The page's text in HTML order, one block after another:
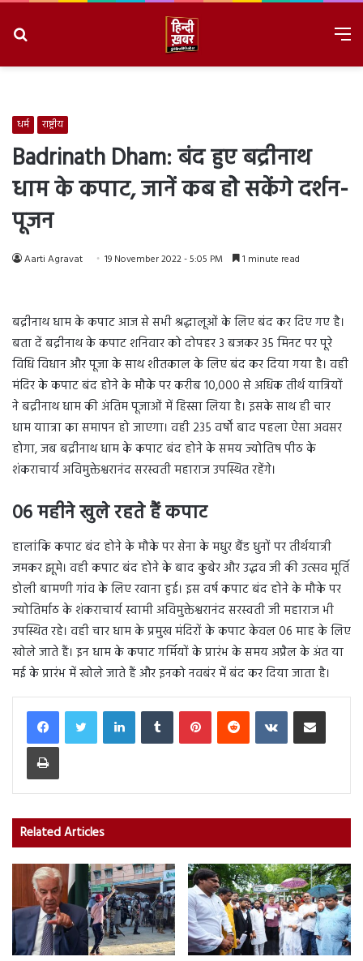
धर्म राष्ट्रीय
Badrinath Dham: बंद हुए बद्रीनाथ
धाम के कपाट, जानें कब होे सकेंगे दर्शन-
पूजन
Aarti Agravat 19 November 2022 - 5:05 PM 1 minute read
बद्रीनाथ धाम के कपाट आज से सभी श्रद्धालूओं के लिए बंद कर दिए गए है।
बता दें बद्रीनाथ के कपाट शनिवार को दोपहर 3 बजकर 35 मिनट पर पूरे
विधि विधान और पूजा के साथ शीतकाल के लिए बंद कर दिया गया है। वही
मंदिर के कपाट बंद होने के मौके पर करीब 10,000 से अधिक तीर्थ यात्रियों
ने बद्रीनाथ धाम की अंतिम पूजाओं में हिस्सा लिया है। इसके साथ ही चार
धाम याात्रा का समापन हो जाएगा। वही 235 वर्षों बाद पहला ऐसा अवसर
होगा, जब बद्रीनाथ धाम के कपाट बंद होने के समय ज्योतिष पीठ के
शंकराचार्य अविमुक्तेश्वरानंद सरस्वती महाराज उपस्थित रहेंगे।
06 महीने खुले रहते हैं कपाट
हालांकि कपाट बंद होने के मौके पर सेना के मधुर बैंड धुनों पर तीर्थयात्री
जमकर झूमे। वही कपाट बंद होने के बाद कुबेर और उद्धव जी की उत्सव मूर्ति
डोली बामणी गांव के लिए रवाना हुई। इस वर्ष कपाट बंद होने के मौके पर
ज्योतिर्माठ के शंकराचार्य स्वामी अविमुक्तेश्वरानंद सरस्वती जी महाराज भी
उपस्थित रहे। वही चार धाम के प्रमुख मंदिरों के कपाट केवल 06 माह के लिए
खोले जाते हैं। इन धाम के कपाट गर्मियों के प्रारंभ के समय अप्रैल के अंत या
मई के प्रारंभ में खोले जाते हैं और इनको नवबंर में बंद कर दिया जाता है।
LinkedInTumblr PinterestReddit VKontakteShare via Email
Print
Related Articles